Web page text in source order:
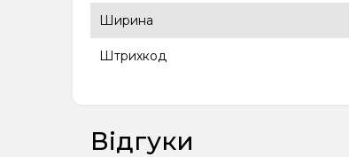
Ширина
Штрихкод
Відгуки